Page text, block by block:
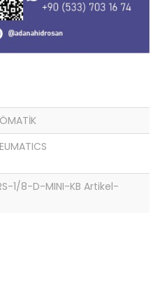
1/8-D-MINI-KB Artikel-